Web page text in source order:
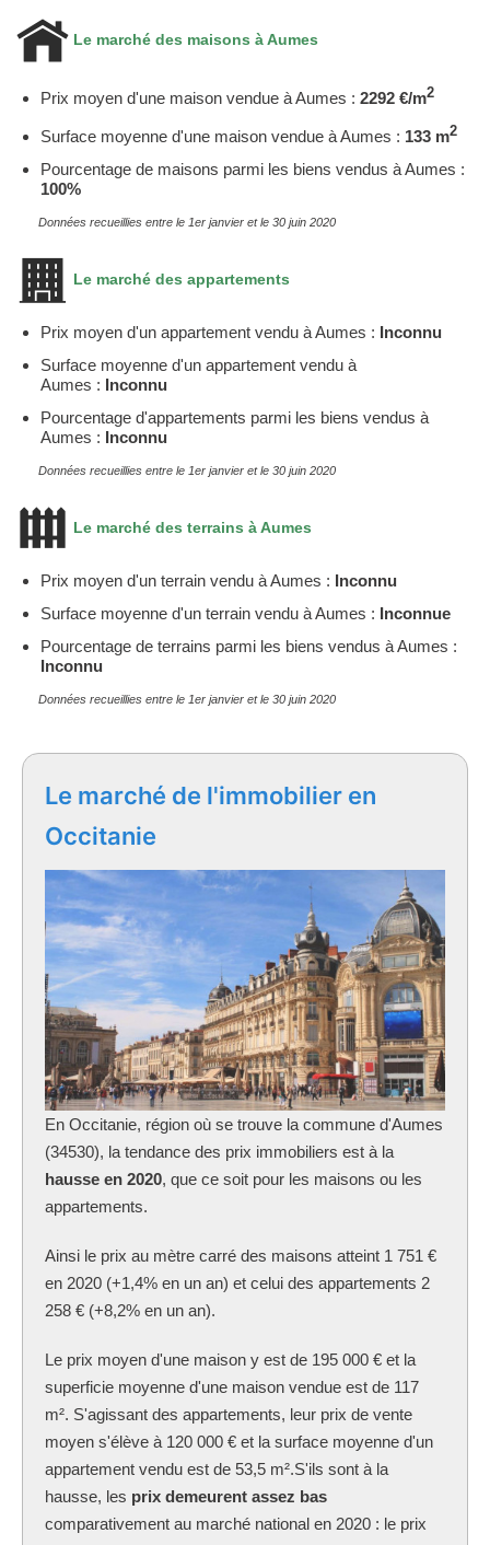
Le marché des maisons à Aumes
Prix moyen d'une maison vendue à Aumes : 2292 €/m2
Surface moyenne d'une maison vendue à Aumes : 133 m2
Pourcentage de maisons parmi les biens vendus à Aumes :
100%
Données recueillies entre le 1er janvier et le 30 juin 2020
Le marché des appartements
Prix moyen d'un appartement vendu à Aumes : Inconnu
Surface moyenne d'un appartement vendu à
Aumes : Inconnu
Pourcentage d'appartements parmi les biens vendus à
Aumes : Inconnu
Données recueillies entre le 1er janvier et le 30 juin 2020
Le marché des terrains à Aumes
Prix moyen d'un terrain vendu à Aumes : Inconnu
Surface moyenne d'un terrain vendu à Aumes : Inconnue
Pourcentage de terrains parmi les biens vendus à Aumes :
Inconnu
Données recueillies entre le 1er janvier et le 30 juin 2020
Le marché de l'immobilier en
Occitanie
En Occitanie, région où se trouve la commune d'Aumes
(34530), la tendance des prix immobiliers est à la
hausse en 2020, que ce soit pour les maisons ou les
appartements.
Ainsi le prix au mètre carré des maisons atteint 1 751 €
en 2020 (+1,4% en un an) et celui des appartements 2
258 € (+8,2% en un an).
Le prix moyen d'une maison y est de 195 000 € et la
superficie moyenne d'une maison vendue est de 117
m². S'agissant des appartements, leur prix de vente
moyen s'élève à 120 000 € et la surface moyenne d'un
appartement vendu est de 53,5 m².S'ils sont à la
hausse, les prix demeurent assez bas
comparativement au marché national en 2020 : le prix